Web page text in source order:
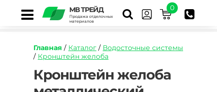
МВ ТРЕЙД
Продажа отделочных
материалов
0
Главная / Каталог / Водосточные системы
/ Кронштейн желоба
https://mvtrade.ru/images/id/normal/
zheloba-
metallicheskij-
Кронштейн желоба